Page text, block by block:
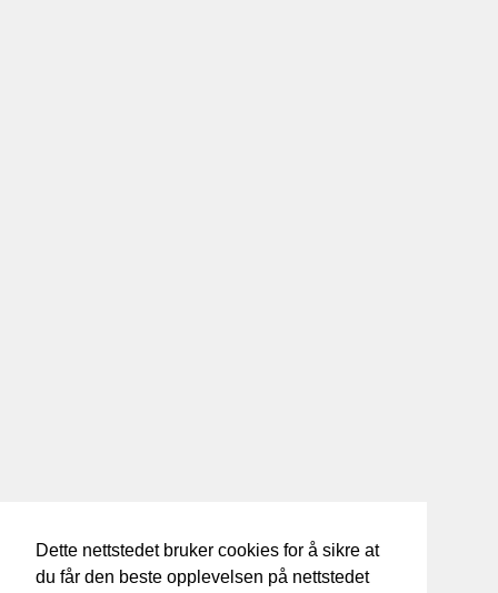
Dette nettstedet bruker cookies for å sikre at
du får den beste opplevelsen på nettstedet